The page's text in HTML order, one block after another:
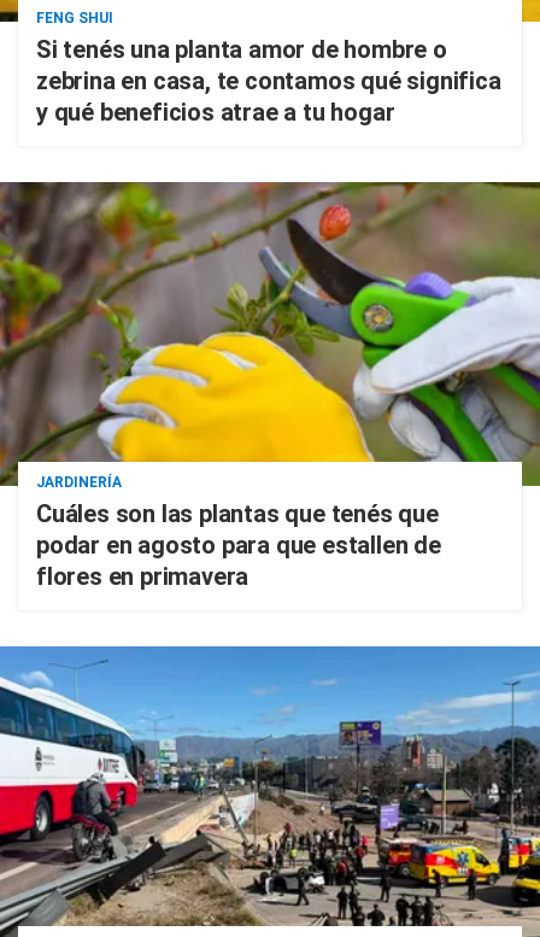
FENG SHUI
Si tenés una planta amor de hombre o
zebrina en casa, te contamos qué significa
y qué beneficios atrae a tu hogar
JARDINERÍA
Cuáles son las plantas que tenés que
podar en agosto para que estallen de
flores en primavera